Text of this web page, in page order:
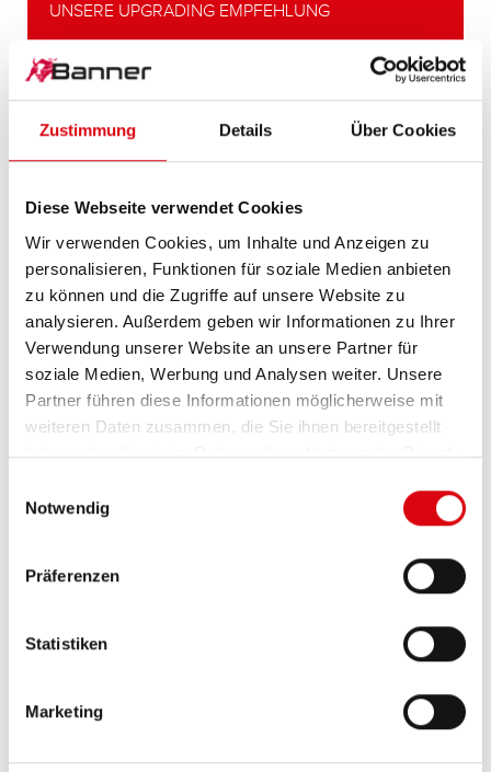
Zustimmung Details Über Cookies
Diese Webseite verwendet Cookies
Wir verwenden Cookies, um Inhalte und Anzeigen zu
personalisieren, Funktionen für soziale Medien anbieten
zu können und die Zugriffe auf unsere Website zu
analysieren. Außerdem geben wir Informationen zu Ihrer
Verwendung unserer Website an unsere Partner für
soziale Medien, Werbung und Analysen weiter. Unsere
Partner führen diese Informationen möglicherweise mit
weiteren Daten zusammen, die Sie ihnen bereitgestellt
haben oder die sie im Rahmen Ihrer Nutzung der Dienste
Notwendig
Präferenzen
Statistiken
Marketing
LEISTUNGSSTARKE
ALTERNATIVE
Unsere Empfehlung für Fahrzeuge mit
Kaltstartanforderungen.
PRODUKTDETAILS >
AGM 580 01
Batterien. Leistungsgesteigert exakt nach den
Originalqualität zum Nachrüsten.
UNSERE UPGRADING EMPFEHLUNG